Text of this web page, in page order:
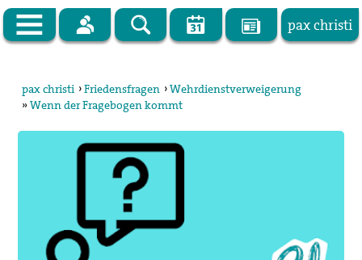
pax christi
pax christi Deutsche Sektion
Publikationen
pax christi ›Friedensfragen ›Wehrdienstverweigerung
»Wenn der Fragebogen kommt